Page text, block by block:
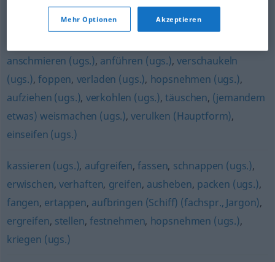
erwischen,verhaften
anschmieren (ugs.), anführen (ugs.),verschaukeln
(ugs.),foppen, verladen (ugs.), hopsnehmen (ugs.),
aufziehen (ugs.), verkohlen (ugs.),täuschen, (jemandem
etwas) weismachen (ugs.),verulken (Hauptform),
einseifen (ugs.)
kassieren (ugs.), aufgreifen,fassen, schnappen (ugs.),
erwischen, verhaften, greifen, ausheben, packen (ugs.),
fangen, ertappen, aufbringen (Schiff) (fachspr., Jargon),
ergreifen, stellen, festnehmen, hopsnehmen (ugs.),
kriegen (ugs.)
Mehr Optionen Akzeptieren